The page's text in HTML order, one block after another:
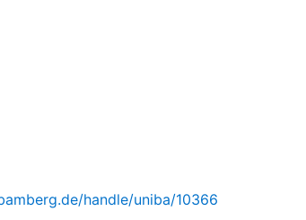
handle/uniba/10366